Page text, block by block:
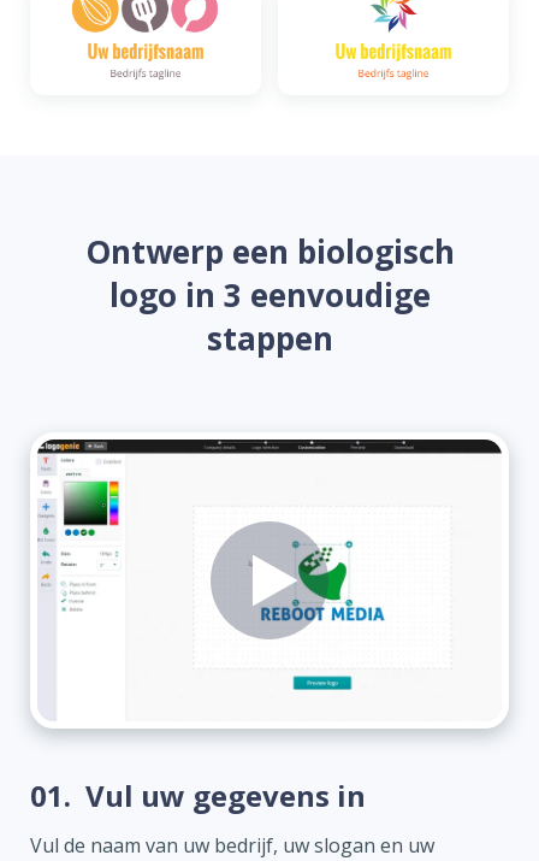
Ontwerp een biologisch
logo in 3 eenvoudige
stappen
01. Vul uw gegevens in
Vul de naam van uw bedrijf, uw slogan en uw